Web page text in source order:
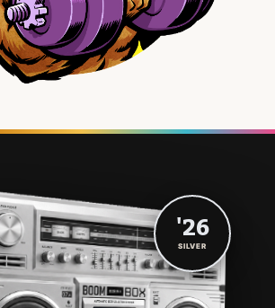
'26
SILVER